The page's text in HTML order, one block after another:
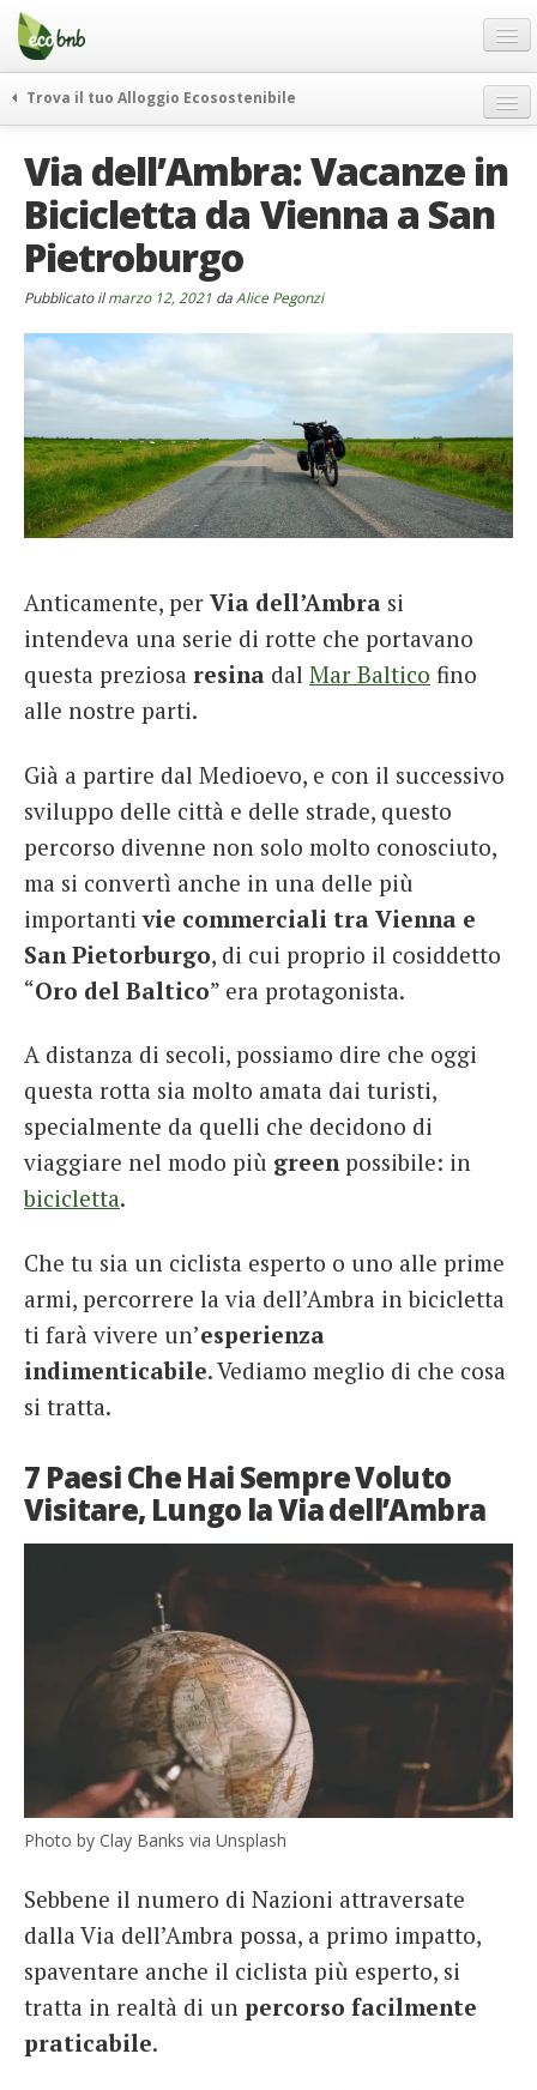
Menu
Salta
contenuto
Offerte Speciali
Regali
FAQ
Chi Siamo
Partner
Contatti
Italiano
English
Spanish
Italiano
Trova il tuo Alloggio Ecosostenibile
itinerari
curiosità
vivere e viaggiare verde
rassegna stampa
Via dell’Ambra: Vacanze in
Bicicletta da Vienna a San
Pietroburgo
Pubblicato ilmarzo 12, 2021 da Alice Pegonzi
Anticamente, per Via dell’Ambra si
intendeva una serie di rotte che portavano
questa preziosa resina dal Mar Baltico fino
alle nostre parti.
Già a partire dal Medioevo, e con il successivo
sviluppo delle città e delle strade, questo
percorso divenne non solo molto conosciuto,
ma si convertì anche in una delle più
importantivie commerciali tra Vienna e
San Pietorburgo, di cui proprio il cosiddetto
“Oro del Baltico” era protagonista.
A distanza di secoli, possiamo dire che oggi
questa rotta sia molto amata dai turisti,
specialmente da quelli che decidono di
viaggiare nel modo più greenpossibile: in
bicicletta.
Che tu sia un ciclista esperto o uno alle prime
armi, percorrere la via dell’Ambra in bicicletta
ti farà vivere un’esperienza
indimenticabile. Vediamo meglio di che cosa
si tratta.
7 Paesi Che Hai Sempre Voluto
Visitare, Lungo la Via dell’Ambra
Photo by Clay Banks via Unsplash
Sebbene il numero di Nazioni attraversate
dalla Via dell’Ambra possa, a primo impatto,
spaventare anche il ciclista più esperto, si
tratta in realtà di un percorso facilmente
praticabile.